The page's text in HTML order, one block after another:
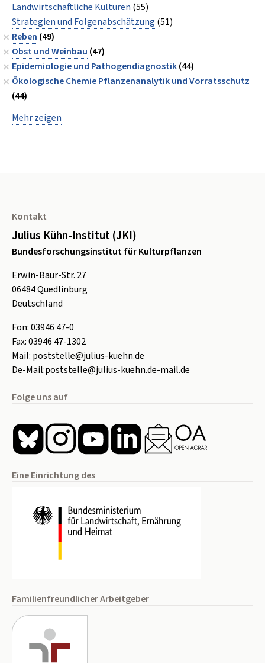
Landwirtschaftliche Kulturen (55)
Strategien und Folgenabschätzung (51)
Reben (49)
Obst und Weinbau (47)
Epidemiologie und Pathogendiagnostik(44)
Ökologische Chemie Pflanzenanalytik und Vorratsschutz
(44)
Mehr zeigen
Kontakt
Julius Kühn-Institut (JKI)
Bundesforschungsinstitut für Kulturpflanzen
Erwin-Baur-Str. 27
06484Quedlinburg
Deutschland
Fon:03946 47-0
Fax:03946 47-1302
Mail: poststelle@julius-kuehn.de
De-Mail:poststelle@julius-kuehn.de-mail.de
Folge uns auf
Eine Einrichtung des
Familienfreundlicher Arbeitgeber